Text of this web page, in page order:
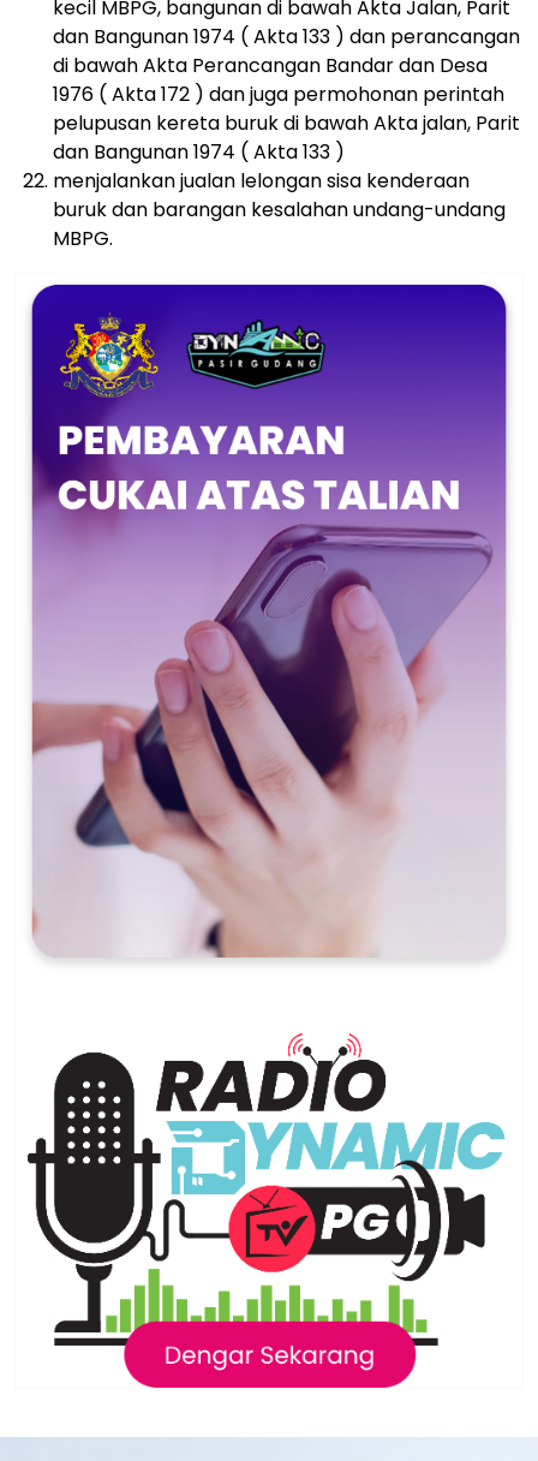
kecil MBPG, bangunan di bawah Akta Jalan, Parit
dan Bangunan 1974 ( Akta 133 ) dan perancangan
di bawah Akta Perancangan Bandar dan Desa
1976 ( Akta 172 ) dan juga permohonan perintah
pelupusan kereta buruk di bawah Akta jalan, Parit
dan Bangunan 1974 ( Akta 133 )
menjalankan jualan lelongan sisa kenderaan
buruk dan barangan kesalahan undang-undang
MBPG.